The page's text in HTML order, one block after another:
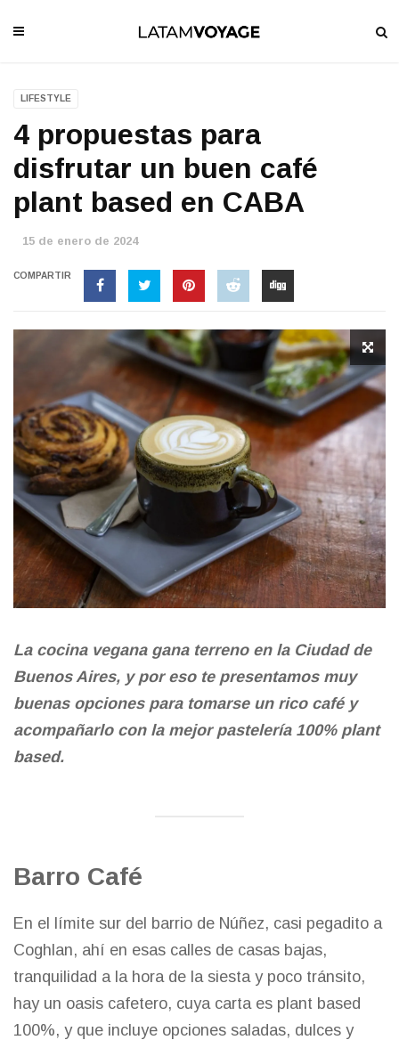
LIFESTYLE
4 propuestas para
disfrutar un buen café
plant based en CABA
15 de enero de 2024
COMPARTIR
La cocina vegana gana terreno en la Ciudad de
Buenos Aires, y por eso te presentamos muy
buenas opciones para tomarse un rico café y
acompañarlo con la mejor pastelería 100% plant
based.
Barro Café
En el límite sur del barrio de Núñez, casi pegadito a
Coghlan, ahí en esas calles de casas bajas,
tranquilidad a la hora de la siesta y poco tránsito,
hay un oasis cafetero, cuya carta es plant based
100%, y que incluye opciones saladas, dulces y